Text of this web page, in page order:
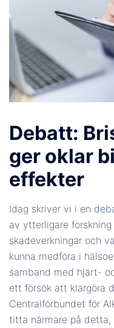
Debatt:
ger oklar
effekter
Idag skriver vi i en
av ytterligare
skadeverkningar och
kunna medföra i
samband med hjärt-
ett försök att klargöra
Centralförbundet för
titta närmare på